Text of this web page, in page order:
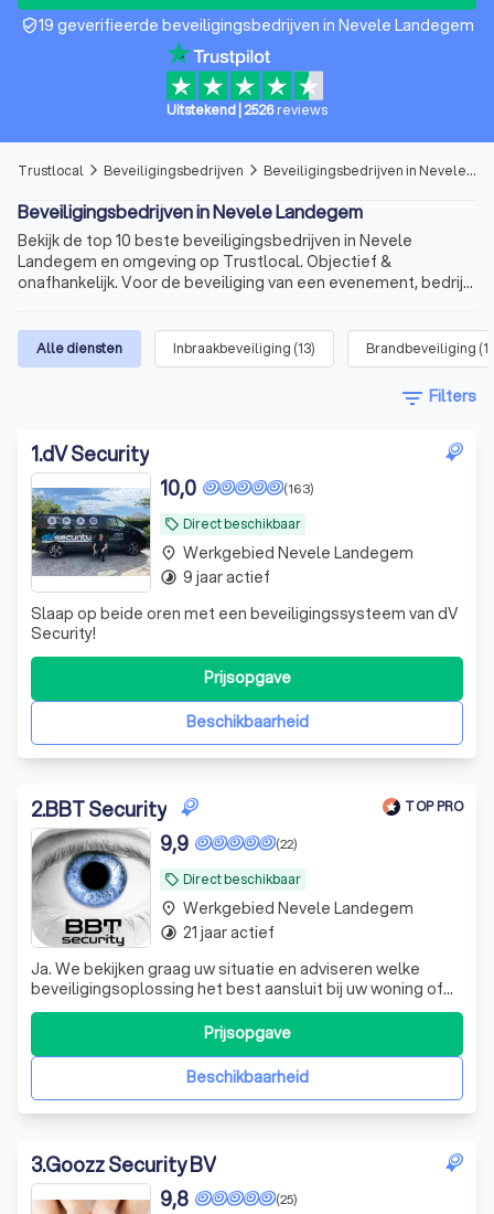
verified_user19 geverifieerde beveiligingsbedrijven in Nevele Landegem
Uitstekend 2526reviews
Trustlocal arrow_forward_ios Beveiligingsbedrijven arrow_forward_ios Beveiligingsbedrijven in Nevele Landegem
Beveiligingsbedrijven in Nevele Landegem
Bekijk de top 10 beste beveiligingsbedrijven in Nevele
Landegem en omgeving op Trustlocal. Objectief &
onafhankelijk. Voor de beveiliging van een evenement, bedrijf
Alle diensten Inbraakbeveiliging (13) Brandbeveiliging (
filter_list Filters
1.dV Security
local_offer Direct beschikbaar
(163)
10,0
Slaap op beide oren met een beveiligingssysteem van dV
Security!
Beschikbaarheid
Prijsopgave
place Werkgebied Nevele Landegem
timelapse 9 jaar actief
2.BBT Security TOP PRO
local_offer Direct beschikbaar
(22)
9,9
Ja. We bekijken graag uw situatie en adviseren welke
beveiligingsoplossing het best aansluit bij uw woning of
bedrijfspand. Zo krijgt u een beveiligingssysteem dat
perfect aansluit bij uw behoeften.
Beschikbaarheid
Prijsopgave
place Werkgebied Nevele Landegem
timelapse 21 jaar actief
3.Goozz Security BV
(25)
9,8